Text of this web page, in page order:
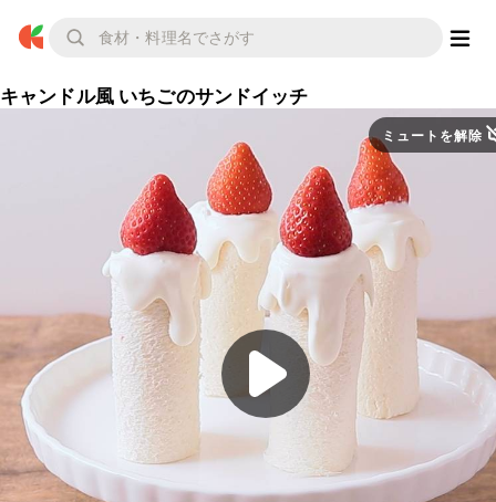
キャンドル風 いちごのサンドイッチ
ミュートを解除